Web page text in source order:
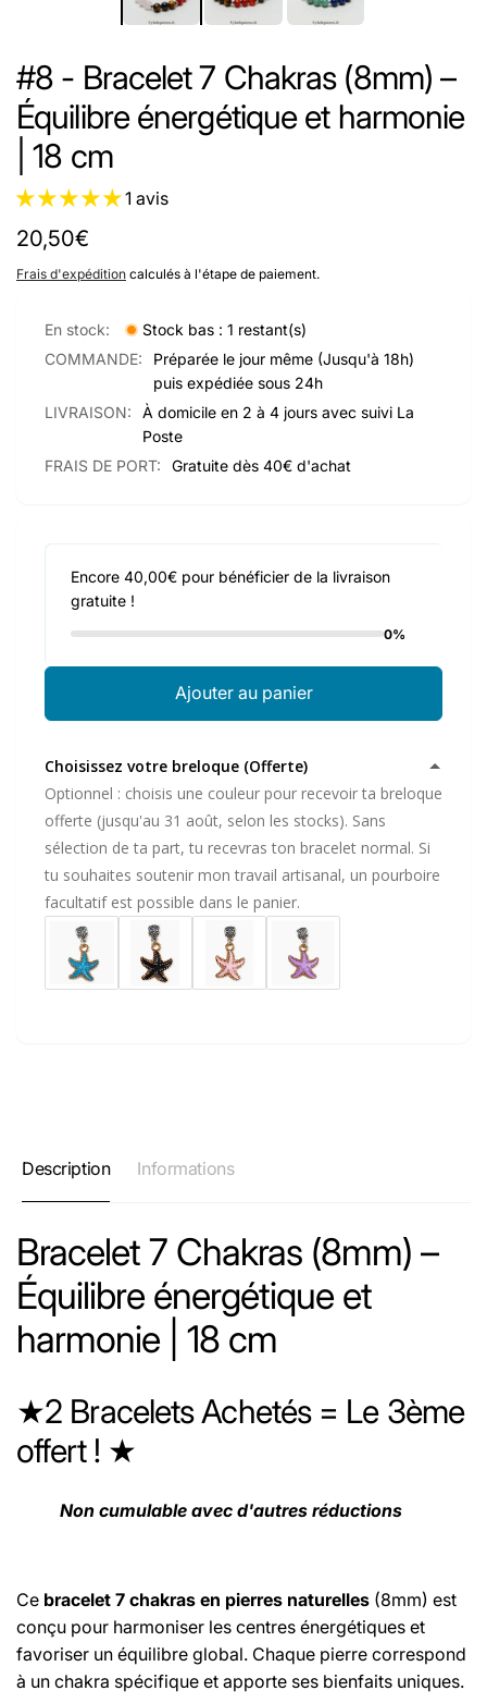
#8 - Bracelet 7 Chakras (8mm) –
Équilibre énergétique et harmonie
| 18 cm
1 avis
Prix
habituel
20,50€
Frais d'expédition calculés à l'étape de paiement.
En stock:
Stock bas : 1 restant(s)
COMMANDE:
Préparée le jour même (Jusqu'à 18h)
puis expédiée sous 24h
LIVRAISON:
À domicile en 2 à 4 jours avec suivi La
Poste
FRAIS DE PORT:
Gratuite dès 40€ d'achat
Encore 40,00€ pour bénéficier de la livraison
gratuite !
0%
Ajouter au panier
Choisissez votre breloque (Offerte)
Optionnel : choisis une couleur pour recevoir ta breloque
offerte (jusqu'au 31 août, selon les stocks). Sans
sélection de ta part, tu recevras ton bracelet normal. Si
tu souhaites soutenir mon travail artisanal, un pourboire
facultatif est possible dans le panier.
Description Informations
Bracelet 7 Chakras (8mm) –
Équilibre énergétique et
harmonie | 18 cm
★2 Bracelets Achetés = Le 3ème
offert ! ★
Non cumulable avec d'autres réductions
Ce bracelet 7 chakras en pierres naturelles (8mm) est
conçu pour harmoniser les centres énergétiques et
favoriser un équilibre global. Chaque pierre correspond
à un chakra spécifique et apporte ses bienfaits uniques.